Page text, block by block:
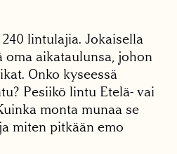
lintulajia. Jokaisella
oma aikataulunsa, johon
Onko kyseessä
Pesiikö lintu Etelä- vai
monta munaa se
miten pitkään emo